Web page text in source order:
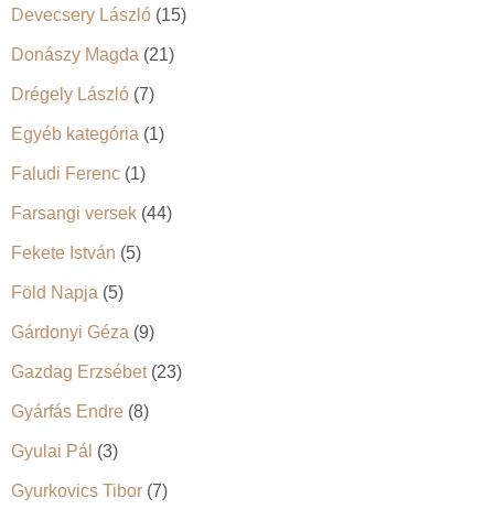
z
á
Devecsery László (15)
Donászy Magda (21)
Drégely László (7)
Egyéb kategória (1)
Faludi Ferenc (1)
Farsangi versek (44)
Fekete István (5)
Föld Napja (5)
Gárdonyi Géza (9)
Gazdag Erzsébet(23)
Gyárfás Endre (8)
Gyulai Pál (3)
Gyurkovics Tibor (7)